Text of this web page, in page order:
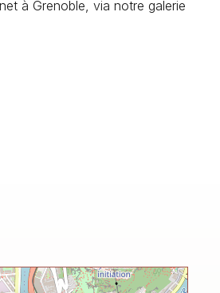
à Grenoble, via notre galerie